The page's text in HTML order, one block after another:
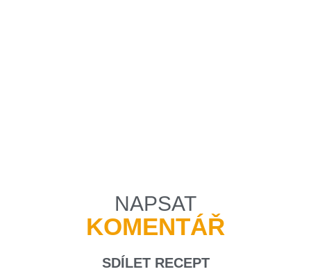
NAPSAT
KOMENTÁŘ
SDÍLET RECEPT